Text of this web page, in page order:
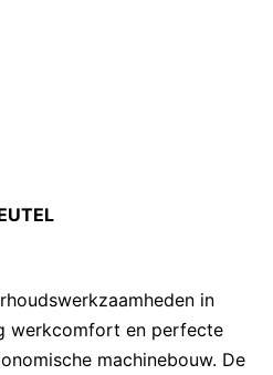
in
werkcomfort en perfecte
machinebouw. De